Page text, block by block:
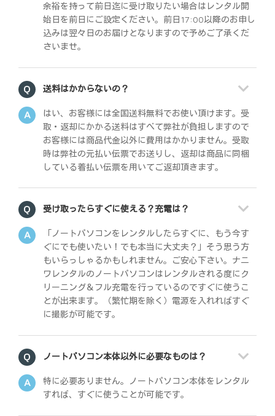
余裕を持って前日迄に受け取りたい場合はレンタル開
始日を前日にご設定ください。前日17:00以降のお申し
込みは翌々日のお届けとなりますので予めご了承くだ
さいませ。
送料はかからないの？
はい、お客様には全国送料無料でお使い頂けます。受
取・返却にかかる送料はすべて弊社が負担しますので
お客様には商品代金以外に費用はかかりません。受取
時は弊社の元払い伝票でお送りし、返却は商品に同梱
している着払い伝票を用いてご返却頂きます。
受け取ったらすぐに使える？充電は？
「ノートパソコンをレンタルしたらすぐに、もう今す
ぐにでも使いたい！でも本当に大丈夫？」そう思う方
もいらっしゃるかもしれません。ご安心下さい。ナニ
ワレンタルのノートパソコンはレンタルされる度にク
リーニング＆フル充電を行っているのですぐに使うこ
とが出来ます。（繁忙期を除く）電源を入れればすぐ
に撮影が可能です。
ノートパソコン本体以外に必要なものは？
特に必要ありません。ノートパソコン本体をレンタル
すれば、すぐに使うことが可能です。